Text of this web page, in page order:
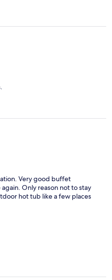
Very good buffet
Only reason not to stay
hot tub like a few places